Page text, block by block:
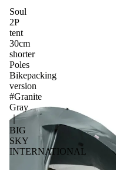
Soul
2P
tent
30cm
shorter
Poles
Bikepacking
version
#Granite
Gray
｜
BIG
SKY
INTERNATIONAL